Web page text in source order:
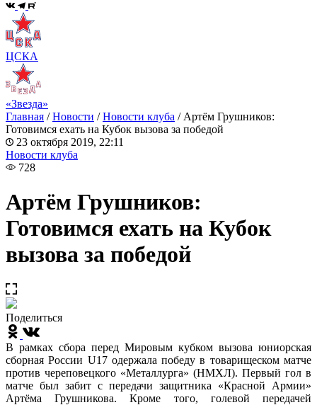
ЦСКА
«Звезда»
Главная /Новости /Новости клуба / Артём Грушников:
Готовимся ехать на Кубок вызова за победой
23 октября 2019, 22:11
Новости клуба
728
Артём Грушников:
Готовимся ехать на Кубок
вызова за победой
Поделиться
В рамках сбора перед Мировым кубком вызова юниорская
сборная России U17 одержала победу в товарищеском матче
против череповецкого «Металлурга» (НМХЛ). Первый гол в
матче был забит с передачи защитника «Красной Армии»
Артёма Грушникова. Кроме того, голевой передачей